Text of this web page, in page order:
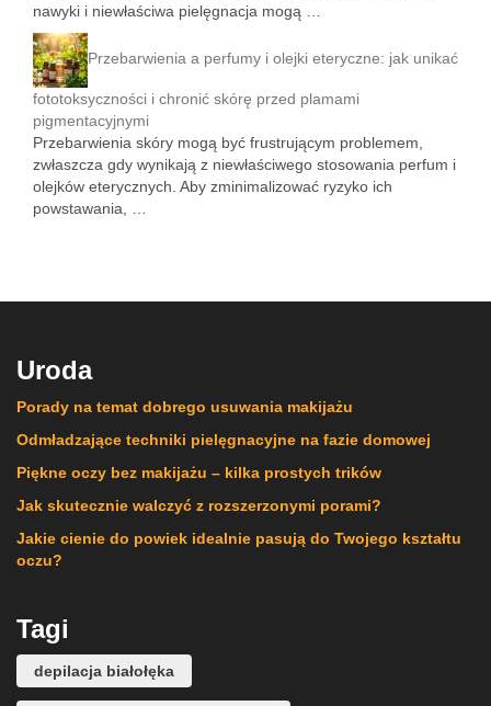
nawyki i niewłaściwa pielęgnacja mogą …
Przebarwienia a perfumy i olejki eteryczne: jak unikać
fototoksyczności i chronić skórę przed plamami
pigmentacyjnymi
Przebarwienia skóry mogą być frustrującym problemem,
zwłaszcza gdy wynikają z niewłaściwego stosowania perfum i
olejków eterycznych. Aby zminimalizować ryzyko ich
powstawania, …
Uroda
Porady na temat dobrego usuwania makijażu
Odmładzające techniki pielęgnacyjne na fazie domowej
Piękne oczy bez makijażu – kilka prostych trików
Jak skutecznie walczyć z rozszerzonymi porami?
Jakie cienie do powiek idealnie pasują do Twojego kształtu
oczu?
Tagi
depilacja białołęka